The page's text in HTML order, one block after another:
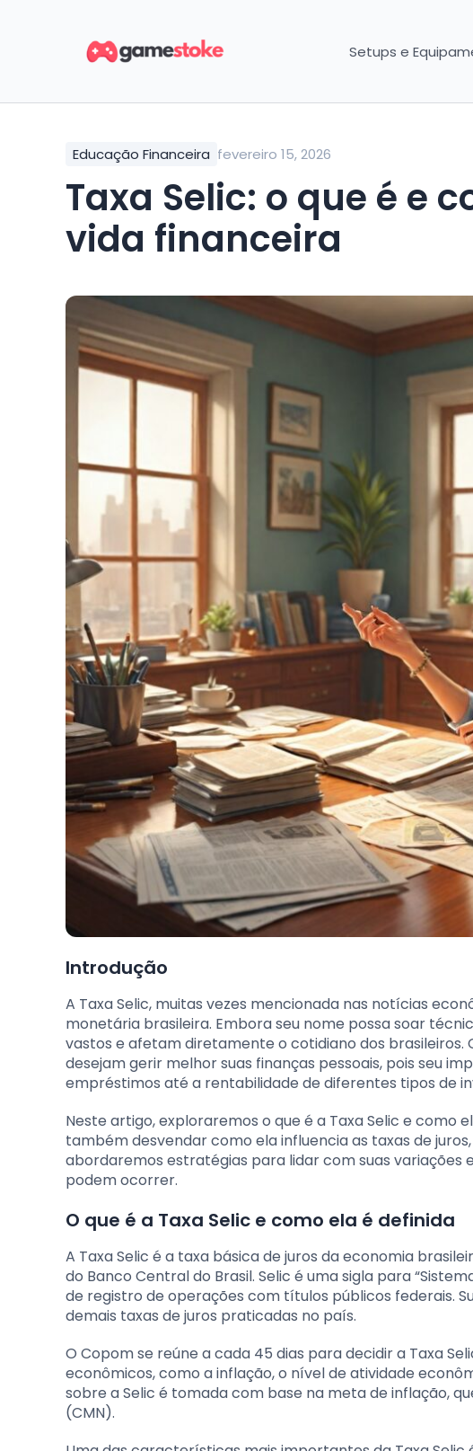
Setups e
Educação Financeira fevereiro 15, 2026
Taxa Selic: o que é e como impacta sua
vida financeira
Introdução
A Taxa Selic, muitas vezes mencionada nas notícias
monetária brasileira. Embora seu nome possa soar
vastos e afetam diretamente o cotidiano dos brasileiros.
desejam gerir melhor suas finanças pessoais, pois seu
empréstimos até a rentabilidade de diferentes tipos de
Neste artigo, exploraremos o que é a Taxa Selic e como
também desvendar como ela influencia as taxas de
abordaremos estratégias para lidar com suas
podem ocorrer.
O que é a Taxa Selic e como ela é definida
A Taxa Selic é a taxa básica de juros da economia
do Banco Central do Brasil. Selic é uma sigla para
de registro de operações com títulos públicos federais.
demais taxas de juros praticadas no país.
O Copom se reúne a cada 45 dias para decidir a Taxa
econômicos, como a inflação, o nível de atividade
sobre a Selic é tomada com base na meta de inflação,
(CMN).